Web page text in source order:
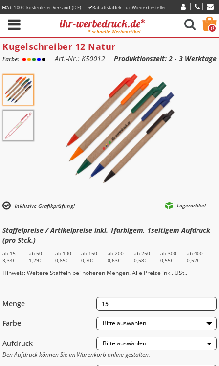
Ab 100 € kostenloser Versand (DE)
Rabattstaffeln für Wiederbesteller
0
Kugelschreiber 12 Natur
Farbe: Art.-Nr.: K50012 Produktionszeit: 2 - 3 Werktage
Inklusive Grafikprüfung! Lagerartikel
Staffelpreise / Artikelpreise inkl. 1farbigem, 1seitigem Aufdruck
(pro Stck.)
ab 15
3,34€
ab 50
1,29€
ab 100
0,85€
ab 150
0,70€
ab 200
0,63€
ab 250
0,58€
ab 300
0,55€
ab 400
0,52€
Hinweis: Weitere Staffeln bei höheren Mengen. Alle Preise inkl. USt..
Menge
Farbe Bitte auswählen
Aufdruck
Bitte auswählen
Den Aufdruck können Sie im Warenkorb online gestalten.